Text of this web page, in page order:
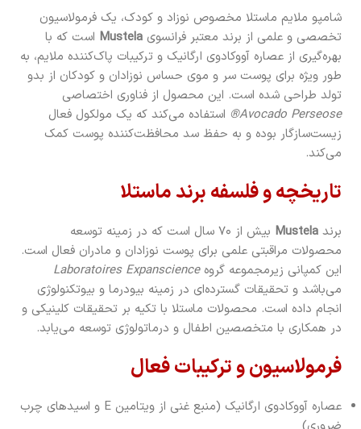
شامپو ملایم ماستلا مخصوص نوزاد و کودک، یک فرمولاسیون
تخصصی و علمی از برند معتبر فرانسوی Mustela است که با
بهره‌گیری از عصاره آووکادوی ارگانیک و ترکیبات پاک‌کننده ملایم، به
طور ویژه برای پوست سر و موی حساس نوزادان و کودکان از بدو
تولد طراحی شده است. این محصول از فناوری اختصاصی
Avocado Perseose®
استفاده می‌کند که یک مولکول فعال
زیست‌سازگار بوده و به حفظ سد محافظت‌کننده پوست کمک
می‌کند.
تاریخچه و فلسفه برند ماستلا
برند Mustela
بیش از ۷۰ سال است که در زمینه توسعه
محصولات مراقبتی علمی برای پوست نوزادان و مادران فعال است.
این کمپانی زیرمجموعه گروهLaboratoires Expanscience
می‌باشد و تحقیقات گسترده‌ای در زمینه بیودرما و بیوتکنولوژی
انجام داده است. محصولات ماستلا با تکیه بر تحقیقات کلینیکی و
در همکاری با متخصصین اطفال و درماتولوژی توسعه می‌یابد.
فرمولاسیون و ترکیبات فعال
عصاره آووکادوی ارگانیک (منبع غنی از ویتامین E و اسیدهای چرب